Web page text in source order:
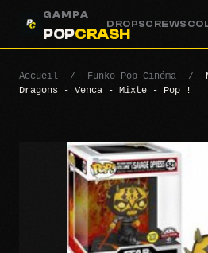
GAMPA
POPCRASH
DROPSCREWS
Accueil / Funko Pop Cinéma /
Dragons - Venca - Mixte - Pop !